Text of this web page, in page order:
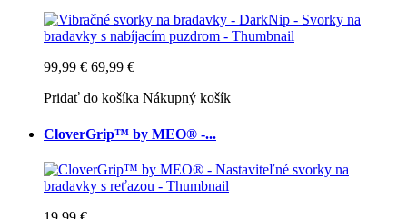
99,99 € 69,99 €
Pridať do košíka Nákupný košík
CloverGrip™ by MEO® -...